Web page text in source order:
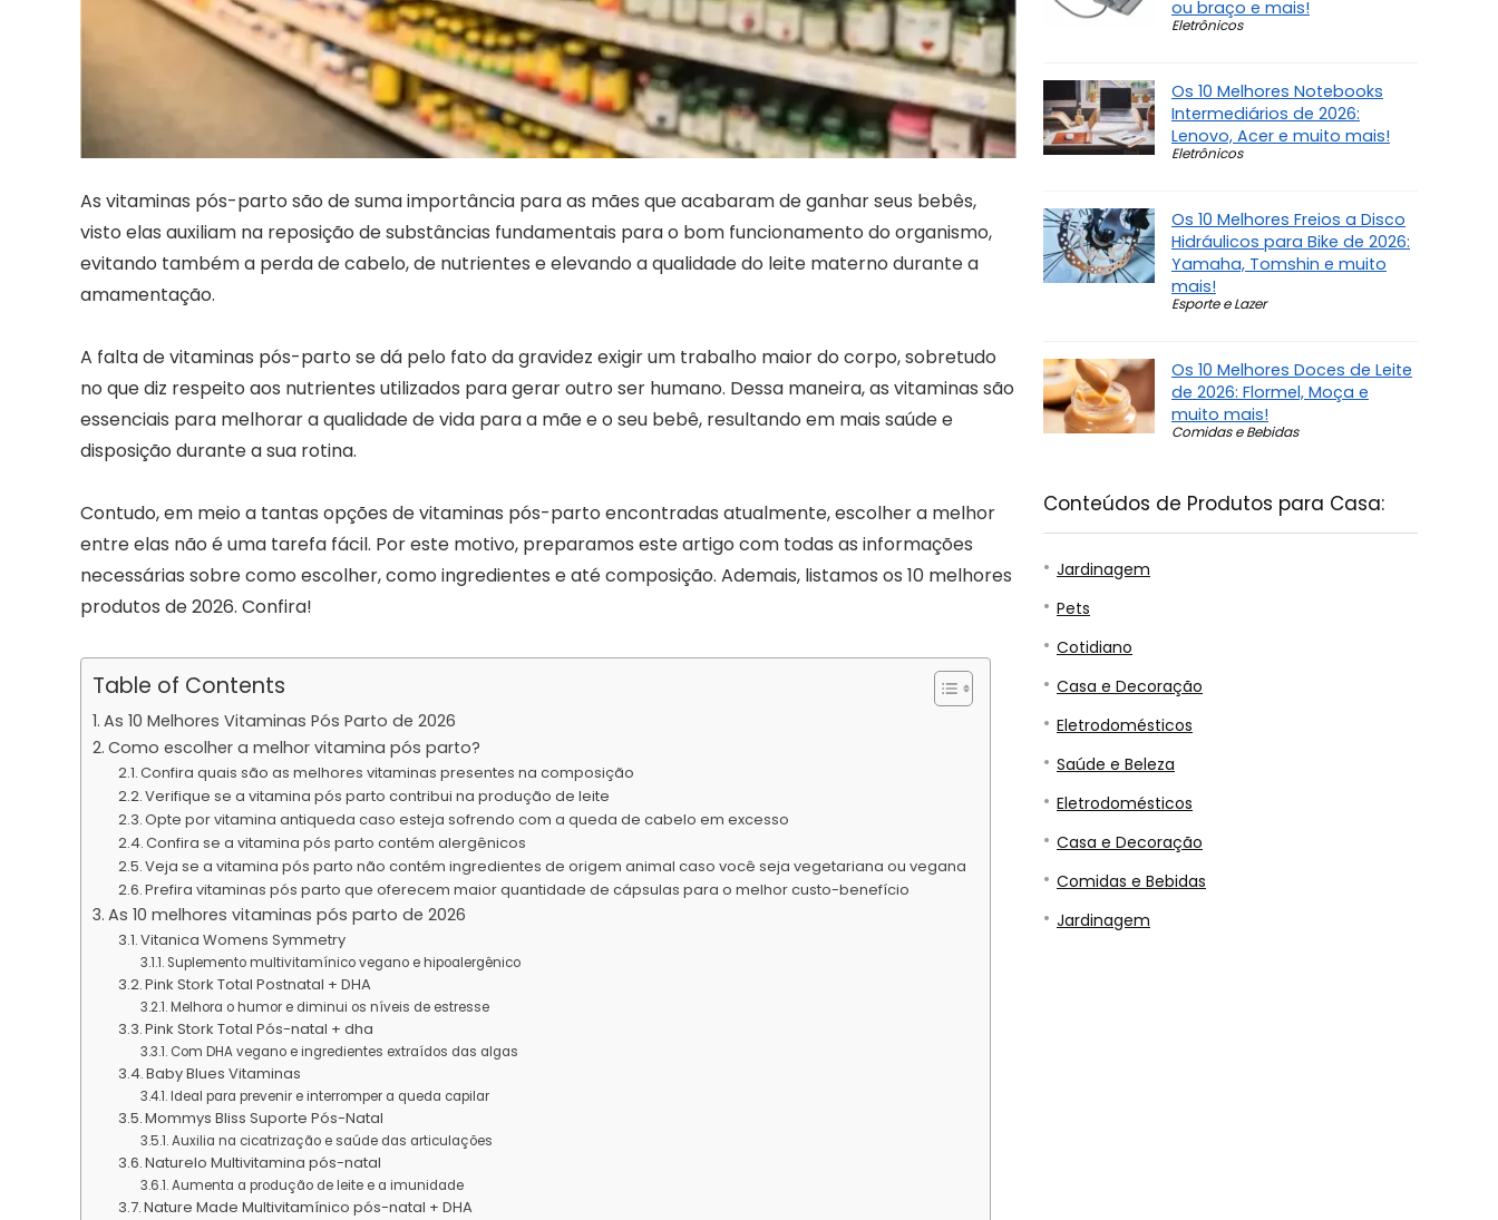
As vitaminas pós-parto são de suma importância para as mães que acabaram de ganhar seus bebês,
visto elas auxiliam na reposição de substâncias fundamentais para o bom funcionamento do organismo,
evitando também a perda de cabelo, de nutrientes e elevando a qualidade do leite materno durante a
amamentação.
A falta de vitaminas pós-parto se dá pelo fato da gravidez exigir um trabalho maior do corpo, sobretudo
no que diz respeito aos nutrientes utilizados para gerar outro ser humano. Dessa maneira, as vitaminas são
essenciais para melhorar a qualidade de vida para a mãe e o seu bebê, resultando em mais saúde e
disposição durante a sua rotina.
Contudo, em meio a tantas opções de vitaminas pós-parto encontradas atualmente, escolher a melhor
entre elas não é uma tarefa fácil. Por este motivo, preparamos este artigo com todas as informações
necessárias sobre como escolher, como ingredientes e até composição. Ademais, listamos os 10 melhores
produtos de 2026. Confira!
Table of Contents
As 10 Melhores Vitaminas Pós Parto de 2026
Como escolher a melhor vitamina pós parto?
Confira quais são as melhores vitaminas presentes na composição
Verifique se a vitamina pós parto contribui na produção de leite
Opte por vitamina antiqueda caso esteja sofrendo com a queda de cabelo em excesso
Confira se a vitamina pós parto contém alergênicos
Veja se a vitamina pós parto não contém ingredientes de origem animal caso você seja vegetariana ou vegana
Prefira vitaminas pós parto que oferecem maior quantidade de cápsulas para o melhor custo-benefício
As 10 melhores vitaminas pós parto de 2026
Vitanica Womens Symmetry
Suplemento multivitamínico vegano e hipoalergênico
Pink Stork Total Postnatal + DHA
Melhora o humor e diminui os níveis de estresse
Pink Stork Total Pós-natal + dha
Com DHA vegano e ingredientes extraídos das algas
Baby Blues Vitaminas
Ideal para prevenir e interromper a queda capilar
Mommys Bliss Suporte Pós-Natal
Auxilia na cicatrização e saúde das articulações
Naturelo Multivitamina pós-natal
Aumenta a produção de leite e a imunidade
Nature Made Multivitamínico pós-natal + DHA
ou braço e mais!
Eletrônicos
Os 10 Melhores Notebooks
Intermediários de 2026:
Lenovo, Acer e muito mais!
Eletrônicos
Os 10 Melhores Freios a Disco
Hidráulicos para Bike de 2026:
Yamaha, Tomshin e muito
mais!
Esporte e Lazer
Os 10 Melhores Doces de Leite
de 2026: Flormel, Moça e
muito mais!
Comidas e Bebidas
Conteúdos de Produtos para Casa:
Jardinagem
Pets
Cotidiano
Casa e Decoração
Eletrodomésticos
Saúde e Beleza
Eletrodomésticos
Casa e Decoração
Comidas e Bebidas
Jardinagem